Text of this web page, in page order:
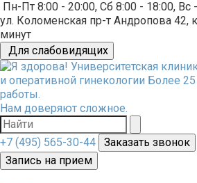
Пн-Пт 8:00 - 20:00, Сб 8:00 - 18:00,
ул. Коломенская пр-т Андропова 42,
минут
Для слабовидящих
Университетская
и оперативной гинекологии Более
работы.
Нам доверяют сложное.
+7 (495) 565-30-44
Заказать звонок
Запись на прием